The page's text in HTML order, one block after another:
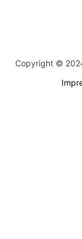
Copyright ©